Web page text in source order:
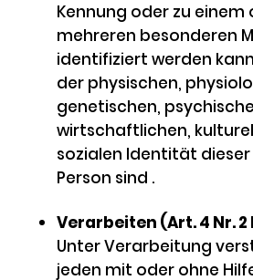
Kennung oder zu einem
mehreren besonderen
identifiziert werden
der physischen,
genetischen,
wirtschaftlichen,
sozialen Identität
Person sind .
Verarbeiten (Art. 4 Nr. 2
Unter Verarbeitung
jeden mit oder ohne